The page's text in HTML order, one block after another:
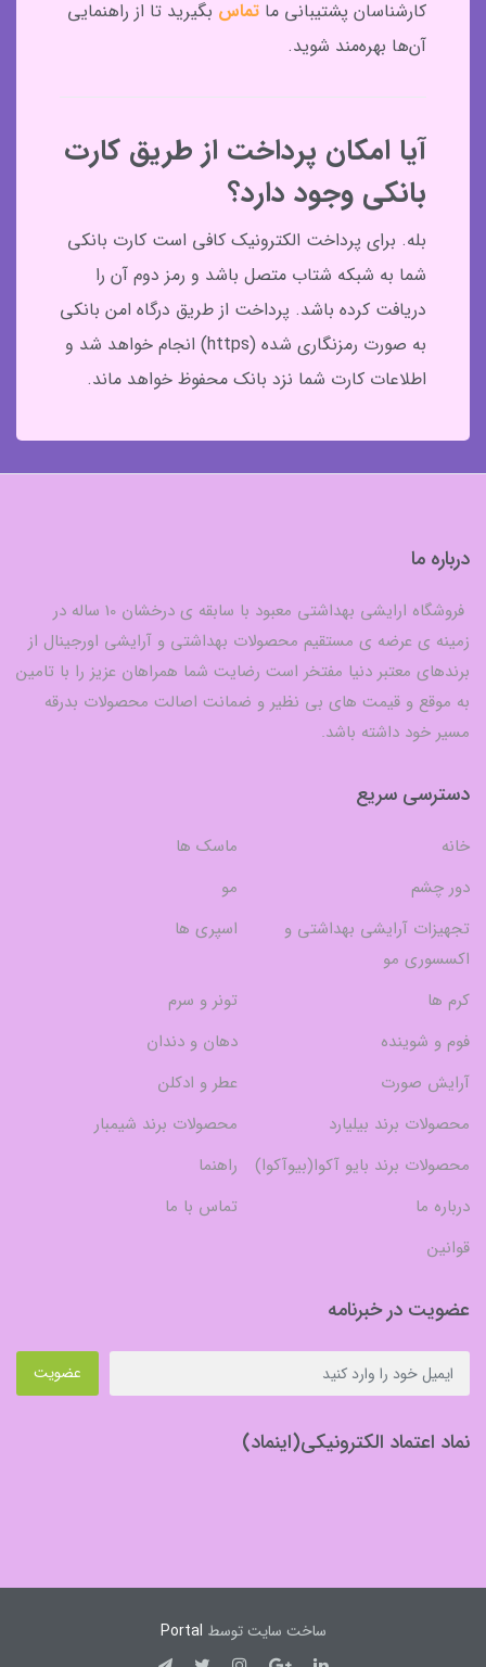
کارشناسان پشتیبانی ما تماس بگیرید تا از راهنمایی
آن‌ها بهره‌مند شوید.
آیا امکان پرداخت از طریق کارت
بانکی وجود دارد؟
بله. برای پرداخت الکترونیک کافی است کارت بانکی
شما به شبکه شتاب متصل باشد و رمز دوم آن را
دریافت کرده باشد. پرداخت از طریق درگاه امن بانکی
به صورت رمزنگاری شده (https) انجام خواهد شد و
اطلاعات کارت شما نزد بانک محفوظ خواهد ماند.
درباره ما
فروشگاه ارایشی بهداشتی معبود با سابقه ی درخشان 10 ساله در
زمینه ی عرضه ی مستقیم محصولات بهداشتی و آرایشی اورجینال از
برندهای معتبر دنیا مفتخر است رضایت شما همراهان عزیز را با تامین
به موقع و قیمت های بی نظیر و ضمانت اصالت محصولات بدرقه
مسیر خود داشته باشد.
دسترسی سریع
خانه
ماسک ها
دور چشم
مو
تجهیزات آرایشی بهداشتی و
اکسسوری مو
اسپری ها
کرم ها
تونر و سرم
فوم و شوینده
دهان و دندان
آرایش صورت
عطر و ادکلن
محصولات برند بیلیارد
محصولات برند شیمبار
محصولات برند بایو آکوا(بیوآکوا)
راهنما
درباره ما
تماس با ما
قوانین
عضویت در خبرنامه
عضویت
نماد اعتماد الکترونیکی(اینماد)
ساخت سایت توسط Portal